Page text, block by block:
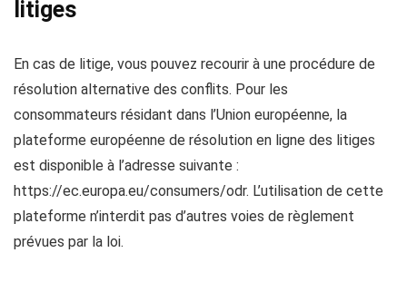
litiges
En cas de litige, vous pouvez recourir à une procédure de
résolution alternative des conflits. Pour les
consommateurs résidant dans l’Union européenne, la
plateforme européenne de résolution en ligne des litiges
est disponible à l’adresse suivante :
https://ec.europa.eu/consumers/odr. L’utilisation de cette
plateforme n’interdit pas d’autres voies de règlement
prévues par la loi.